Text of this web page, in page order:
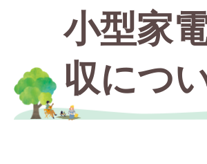
小型家
収につ